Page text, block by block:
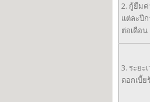
2. กู้ยืมค่
แต่ละปี
ต่อเดือน
3. ระยะ
ดอกเบี้ย